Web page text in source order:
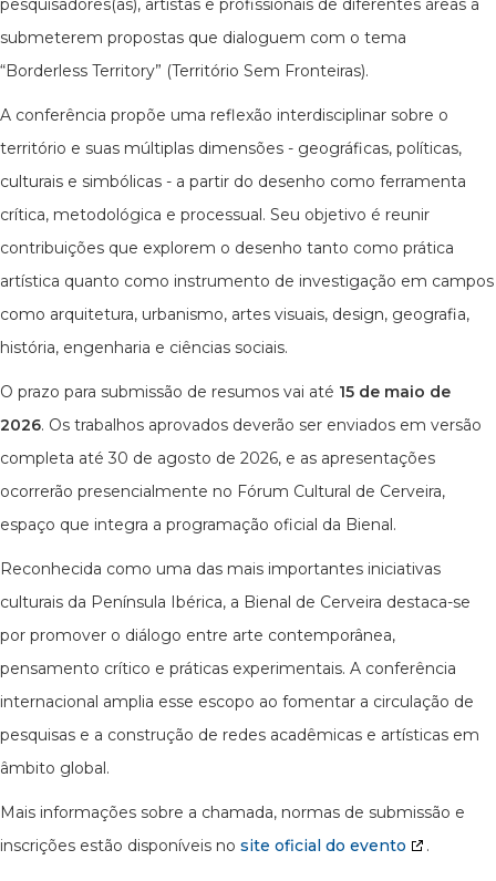
pesquisadores(as), artistas e profissionais de diferentes áreas a
submeterem propostas que dialoguem com o tema
“Borderless Territory” (Território Sem Fronteiras).
A conferência propõe uma reflexão interdisciplinar sobre o
território e suas múltiplas dimensões - geográficas, políticas,
culturais e simbólicas - a partir do desenho como ferramenta
crítica, metodológica e processual. Seu objetivo é reunir
contribuições que explorem o desenho tanto como prática
artística quanto como instrumento de investigação em campos
como arquitetura, urbanismo, artes visuais, design, geografia,
história, engenharia e ciências sociais.
O prazo para submissão de resumos vai até 15 de maio de
2026. Os trabalhos aprovados deverão ser enviados em versão
completa até 30 de agosto de 2026, e as apresentações
ocorrerão presencialmente no Fórum Cultural de Cerveira,
espaço que integra a programação oficial da Bienal.
Reconhecida como uma das mais importantes iniciativas
culturais da Península Ibérica, a Bienal de Cerveira destaca-se
por promover o diálogo entre arte contemporânea,
pensamento crítico e práticas experimentais. A conferência
internacional amplia esse escopo ao fomentar a circulação de
pesquisas e a construção de redes acadêmicas e artísticas em
âmbito global.
Mais informações sobre a chamada, normas de submissão e
inscrições estão disponíveis no site oficial do evento .